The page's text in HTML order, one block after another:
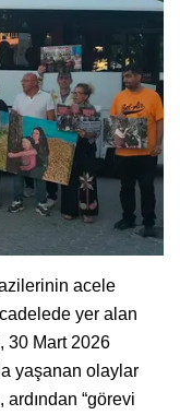
acele
yer alan
30 Mart 2026
yaşanan olaylar
ardından “görevi